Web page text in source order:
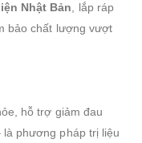
Nhật Bản, lắp ráp
bảo chất lượng vượt
hỗ trợ giảm đau
phương pháp trị liệu